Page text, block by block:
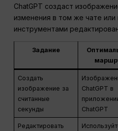
ChatGPT создаст
изменения в том же чате или
инструментами
Задание
Создать
изображение за
считанные
секунды
ChatGPT в
ChatGPT
Редактировать